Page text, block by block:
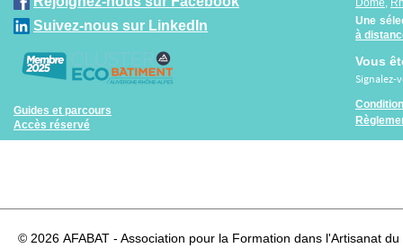
Suivez-nous sur LinkedIn
Guides et parcours
Accès réservé
Dôme,
Une
à
Vous
Signalez-
© 2026 AFABAT - Association pour la Formation dans l'Artisanat du